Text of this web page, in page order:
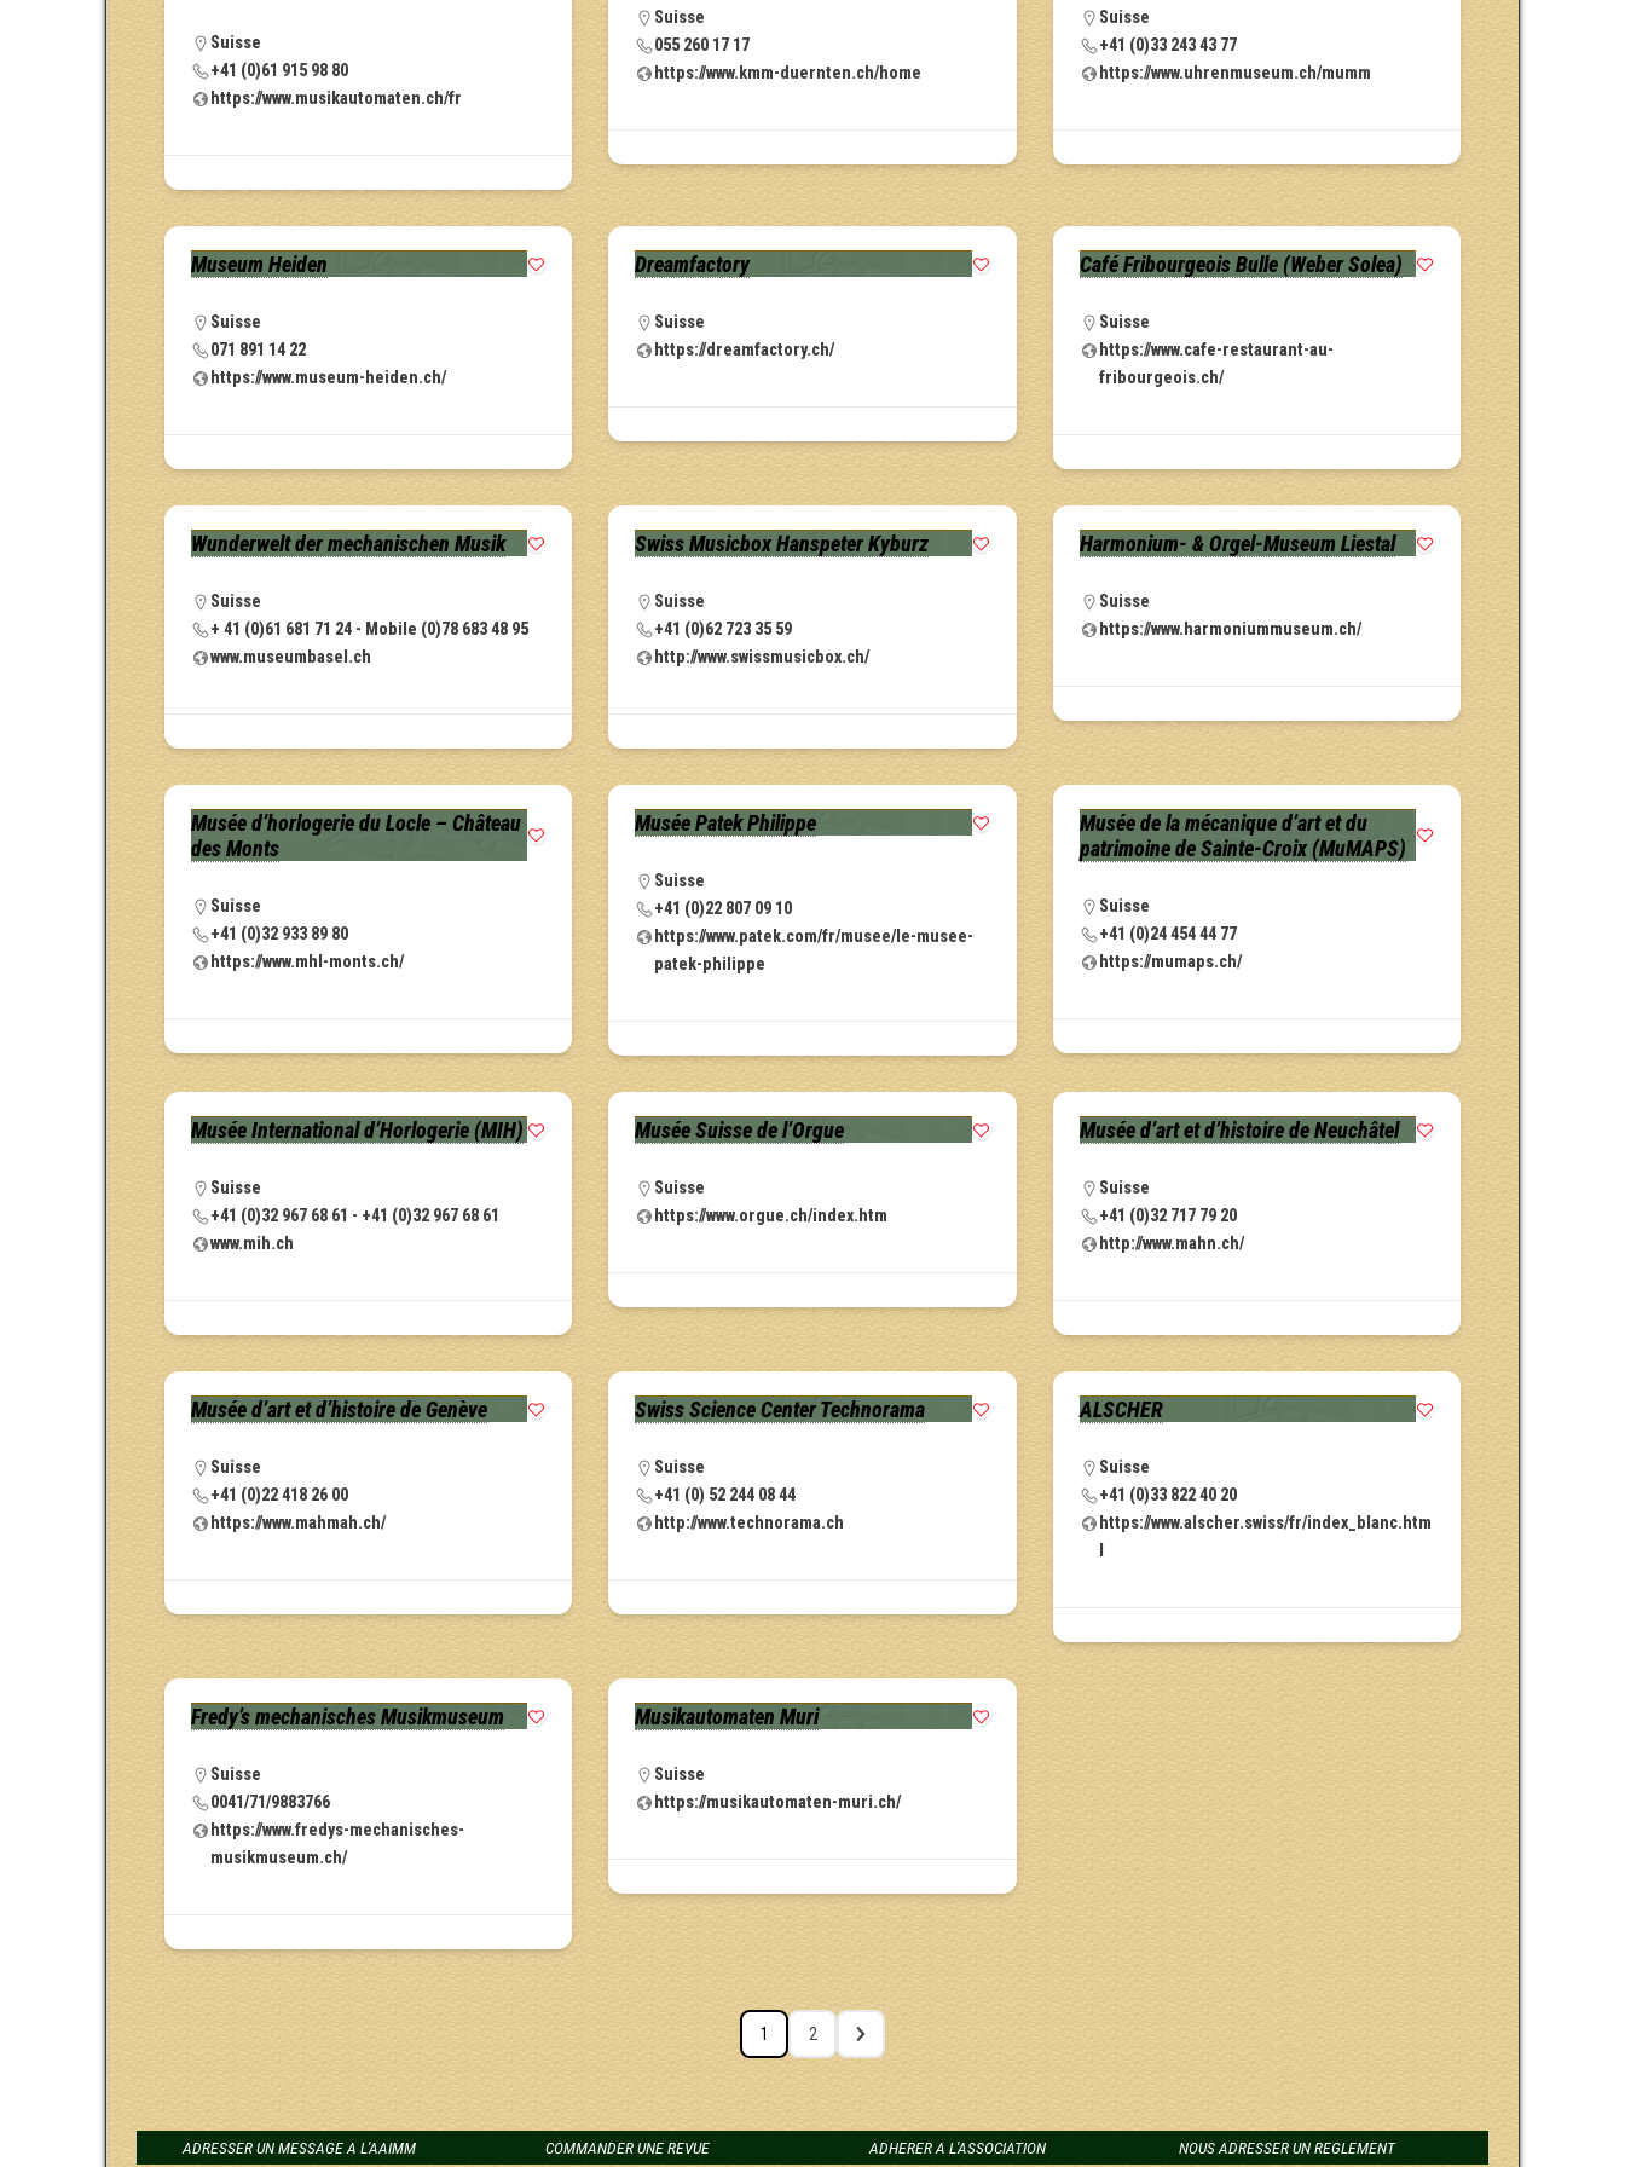
Suisse
+41 (0)61 915 98 80
https://www.musikautomaten.ch/fr
Suisse
055 260 17 17
https://www.kmm-duernten.ch/home
Suisse
+41 (0)33 243 43 77
https://www.uhrenmuseum.ch/mumm
Museum Heiden
Suisse
071 891 14 22
https://www.museum-heiden.ch/
Dreamfactory
Suisse
https://dreamfactory.ch/
Café Fribourgeois Bulle (Weber Solea)
Suisse
https://www.cafe-restaurant-au-
fribourgeois.ch/
Wunderwelt der mechanischen Musik
Suisse
+ 41 (0)61 681 71 24 - Mobile (0)78 683 48 95
www.museumbasel.ch
Swiss Musicbox Hanspeter Kyburz
Suisse
+41 (0)62 723 35 59
http://www.swissmusicbox.ch/
Harmonium- & Orgel-Museum Liestal
Suisse
https://www.harmoniummuseum.ch/
Musée d’horlogerie du Locle – Château
des Monts
Suisse
+41 (0)32 933 89 80
https://www.mhl-monts.ch/
Musée Patek Philippe
Suisse
+41 (0)22 807 09 10
https://www.patek.com/fr/musee/le-musee-
patek-philippe
Musée de la mécanique d’art et du
patrimoine de Sainte-Croix (MuMAPS)
Suisse
+41 (0)24 454 44 77
https://mumaps.ch/
Musée International d’Horlogerie (MIH)
Suisse
+41 (0)32 967 68 61 - +41 (0)32 967 68 61
www.mih.ch
Musée Suisse de l’Orgue
Suisse
https://www.orgue.ch/index.htm
Musée d’art et d’histoire de Neuchâtel
Suisse
+41 (0)32 717 79 20
http://www.mahn.ch/
Musée d’art et d’histoire de Genève
Suisse
+41 (0)22 418 26 00
https://www.mahmah.ch/
Swiss Science Center Technorama
Suisse
+41 (0) 52 244 08 44
http://www.technorama.ch
ALSCHER
Suisse
+41 (0)33 822 40 20
https://www.alscher.swiss/fr/index_blanc.htm
Fredy’s mechanisches Musikmuseum
Suisse
0041/71/9883766
https://www.fredys-mechanisches-
musikmuseum.ch/
Musikautomaten Muri
Suisse
https://musikautomaten-muri.ch/
1 2
ADRESSER UN MESSAGE A L'AAIMM COMMANDER UNE REVUE ADHERER A L'ASSOCIATION NOUS ADRESSER UN REGLEMENT